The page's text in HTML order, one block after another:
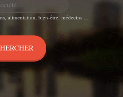
alimentation, bien-être, médecins ...